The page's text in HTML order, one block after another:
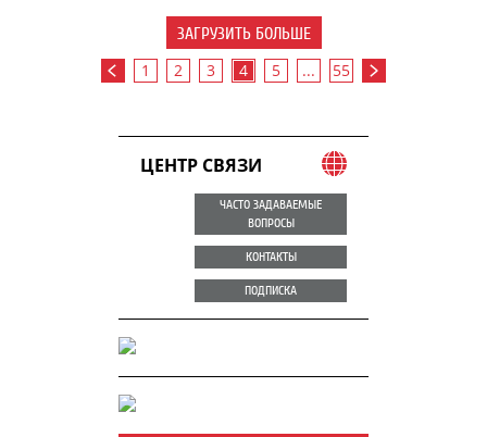
ЗАГРУЗИТЬ БОЛЬШЕ
1 2 3 4 5 ... 55
ЦЕНТР СВЯЗИ
ЧАСТО ЗАДАВАЕМЫЕ
ВОПРОСЫ
КОНТАКТЫ
ПОДПИСКА